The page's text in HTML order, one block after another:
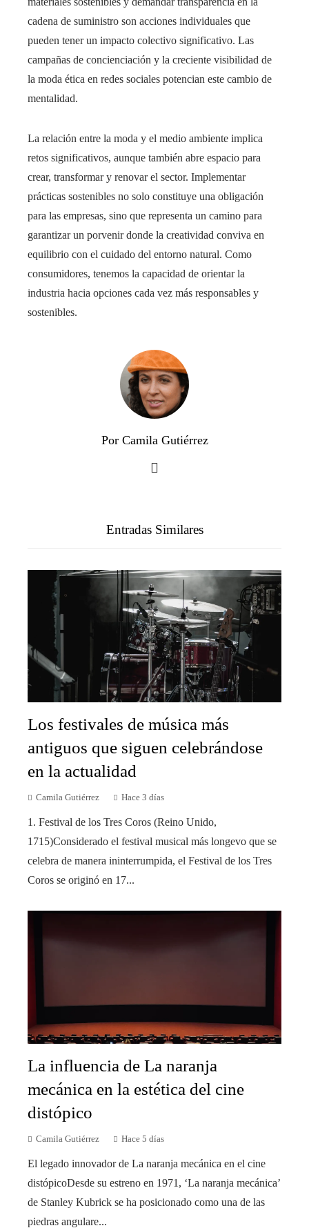
cadena de suministro son acciones individuales que
pueden tener un impacto colectivo significativo. Las
campañas de concienciación y la creciente visibilidad de
la moda ética en redes sociales potencian este cambio de
mentalidad.
La relación entre la moda y el medio ambiente implica
retos significativos, aunque también abre espacio para
crear, transformar y renovar el sector. Implementar
prácticas sostenibles no solo constituye una obligación
para las empresas, sino que representa un camino para
garantizar un porvenir donde la creatividad conviva en
equilibrio con el cuidado del entorno natural. Como
consumidores, tenemos la capacidad de orientar la
industria hacia opciones cada vez más responsables y
sostenibles.
Por Camila Gutiérrez
Entradas Similares
Los festivales de música más
antiguos que siguen celebrándose
en la actualidad
Camila Gutiérrez Hace 3 días
1. Festival de los Tres Coros (Reino Unido,
1715)Considerado el festival musical más longevo que se
celebra de manera ininterrumpida, el Festival de los Tres
Coros se originó en 17...
La influencia de La naranja
mecánica en la estética del cine
distópico
Camila Gutiérrez Hace 5 días
El legado innovador de La naranja mecánica en el cine
distópicoDesde su estreno en 1971, ‘La naranja mecánica’
de Stanley Kubrick se ha posicionado como una de las
piedras angulare...